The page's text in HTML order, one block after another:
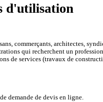
d'utilisation
commerçants, architectes,
qui recherchent un
de services (travaux de
demande de devis en ligne.